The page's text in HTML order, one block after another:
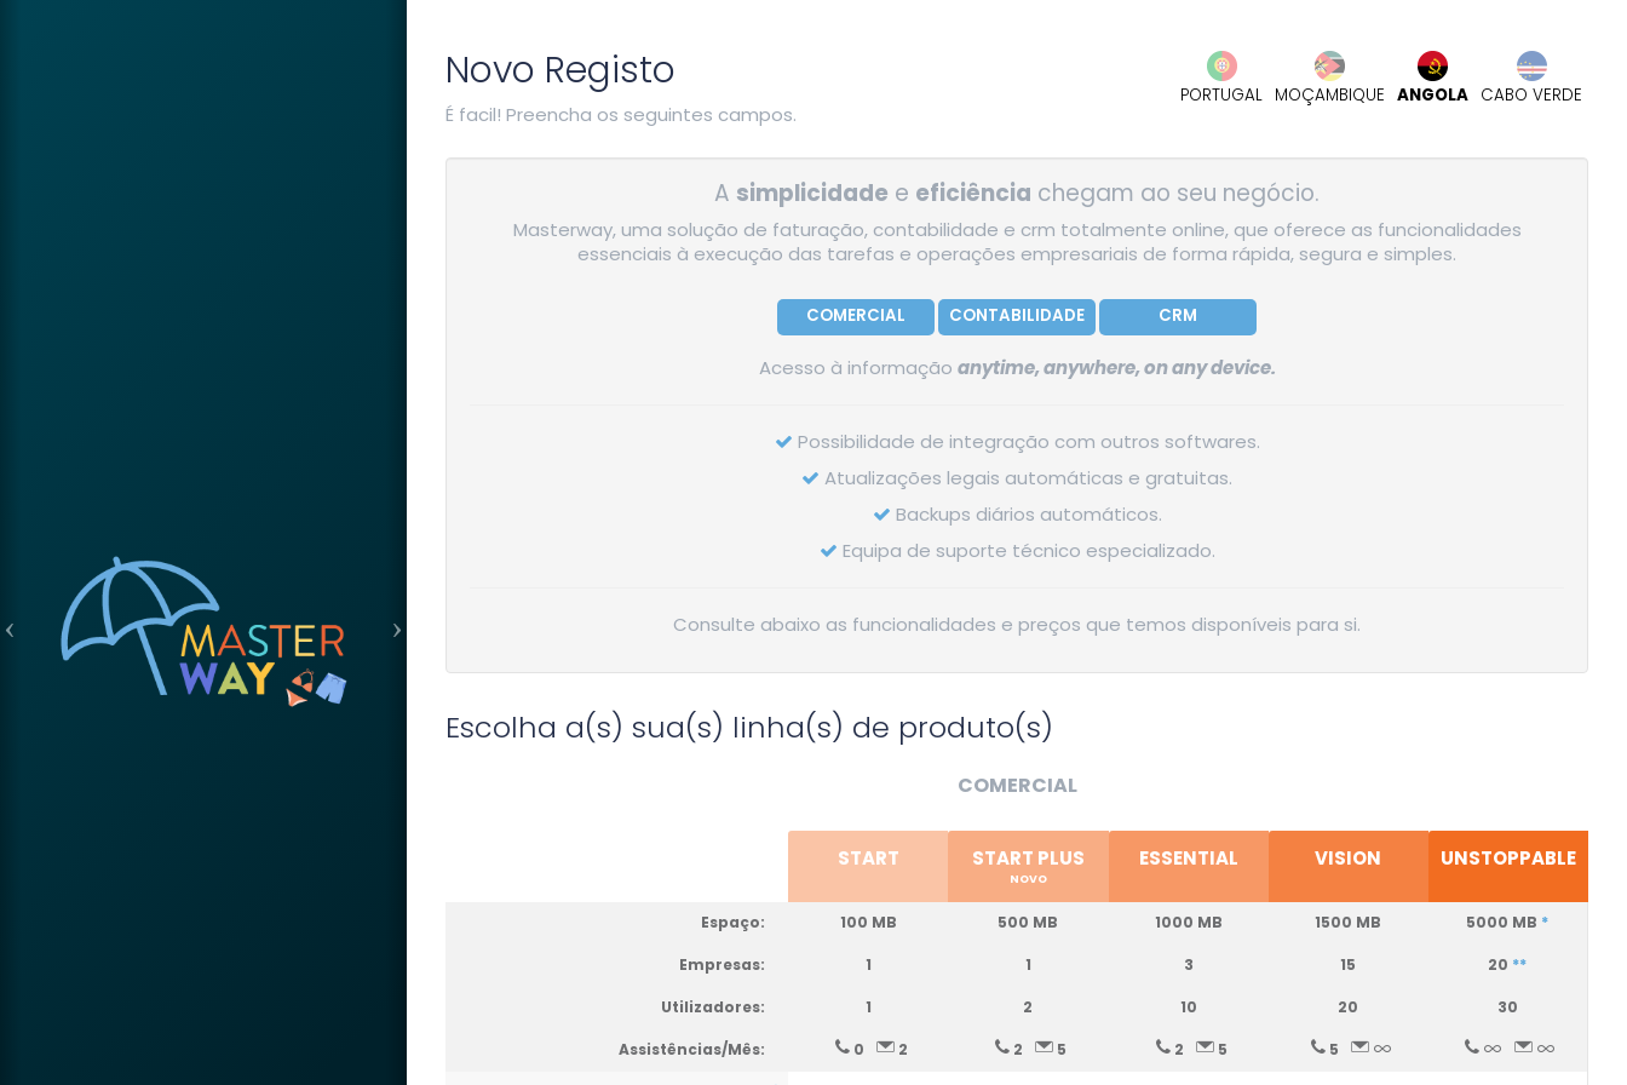
Novo Registo
É facil! Preencha os seguintes campos.
PORTUGAL MOÇAMBIQUE ANGOLA CABO VERDE
A simplicidade e eficiência chegam ao seu negócio.
Masterway, uma solução de faturação, contabilidade e crm totalmente online, que oferece as funcionalidades
essenciais à execução das tarefas e operações empresariais de forma rápida, segura e simples.
COMERCIAL CONTABILIDADE CRM
Acesso à informação anytime, anywhere, on any device.
Possibilidade de integração com outros softwares.
Atualizações legais automáticas e gratuitas.
Backups diários automáticos.
Equipa de suporte técnico especializado.
Consulte abaixo as funcionalidades e preços que temos disponíveis para si.
Escolha a(s) sua(s) linha(s) de produto(s)
COMERCIAL
Espaço:
Empresas:
Utilizadores:
Assistências/Mês:
START
100 MB
1
1
0 2
START PLUS
NOVO
500 MB
1
2
2 5
ESSENTIAL
1000 MB
3
10
2 5
VISION
1500 MB
15
20
5
UNSTOPPABLE
5000 MB *
20 **
30